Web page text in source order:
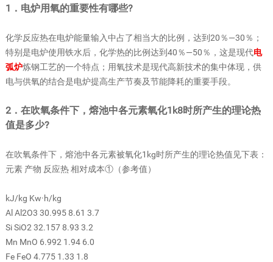
1．电炉用氧的重要性有哪些?
化学反应热在电炉能量输入中占了相当大的比例，达到20％—30％；
特别是电炉使用铁水后，化学热的比例达到40％—50％，这是现代电
弧炉炼钢工艺的一个特点；用氧技术是现代高新技术的集中体现，供
电与供氧的结合是电炉提高生产节奏及节能降耗的重要手段。
2．在吹氧条件下，熔池中各元素氧化1k8时所产生的理论热
值是多少?
在吹氧条件下，熔池中各元素被氧化1kg时所产生的理论热值见下表：
元素 产物 反应热 相对成本①（参考值）
kJ/kg Kw·h/kg
Al Al2O3 30.995 8.61 3.7
Si SiO2 32.157 8.93 3.2
Mn MnO 6.992 1.94 6.0
Fe FeO 4.775 1.33 1.8